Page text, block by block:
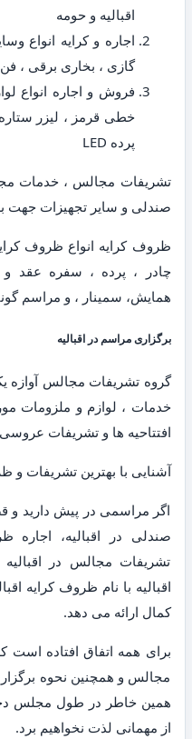
اقبالیه و حومه
اجاره و کرایه انواع
گازی ، بخاری برقی ، فن
فروش و اجاره انواع
خطی قرمز ، لیزر
پرده LED
تشریفات مجالس ، خدمات
صندلی و سایر تجهیزات جهت
ظروف کرایه انواع ظروف
چادر ، پرده ، سفره عقد و
همایش، سمینار ، و مراسم
برگزاری مراسم در اقبالیه
گروه تشریفات مجالس آوازه
خدمات ، لوازم و ملزومات
افتتاحیه ها و تشریفات
آشنایی با بهترین تشریفات و
اگر مراسمی در پیش دارید و
صندلی در اقبالیه، اجاره
تشریفات مجالس در
اقبالیه با نام ظروف کرایه
کمال ارائه می دهد.
برای همه اتفاق افتاده است
مجالس و همچنین نحوه
همین خاطر در طول مجلس
از مهمانی لذت نخواهیم برد.